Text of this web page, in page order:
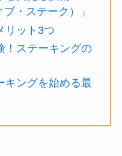
・ステーク）」
リット3つ
！ステーキングの
キングを始める最